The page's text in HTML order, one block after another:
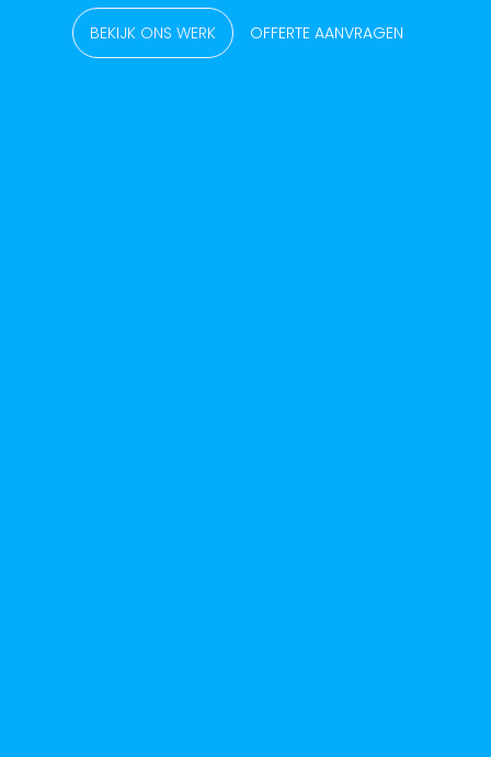
BEKIJK ONS WERK OFFERTE AANVRAGEN